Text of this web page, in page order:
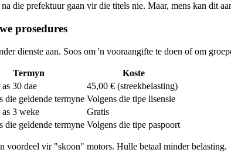
die prefektuur gaan vir die titels nie. Maar, mens kan dit
prosedures
dienste aan. Soos om 'n vooraangifte te doen of om
Termyn
Koste
30 dae
45,00 € (streekbelasting)
die geldende termyne Volgens die tipe lisensie
3 weke
Gratis
die geldende termyne Volgens die tipe paspoort
voordeel vir "skoon" motors. Hulle betaal minder belasting.